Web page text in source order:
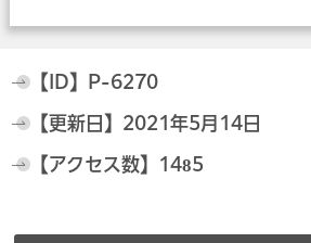
【ID】 P-6270
【更新日】 2021年5月14日
【アクセス数】 1485